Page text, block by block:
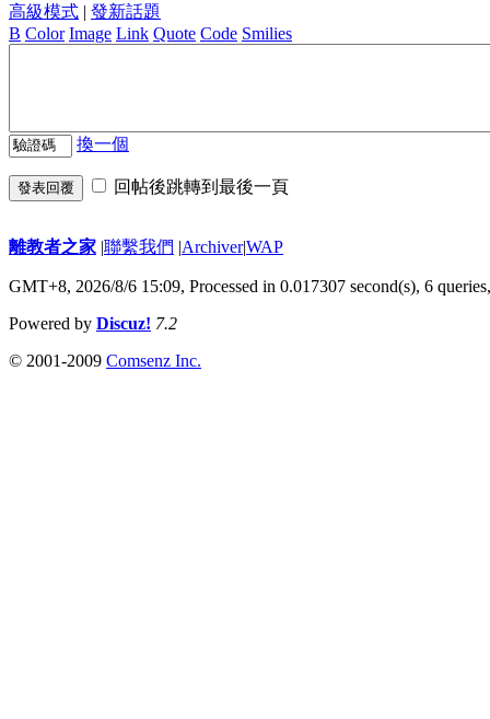
高級模式 | 發新話題
B Color Image Link Quote Code Smilies
換一個
發表回覆 回帖後跳轉到最後一頁
離教者之家 |聯繫我們 |Archiver|WAP
GMT+8, 2026/8/6 15:09, Processed in 0.017307 second(s), 6
Powered by Discuz! 7.2
© 2001-2009 Comsenz Inc.